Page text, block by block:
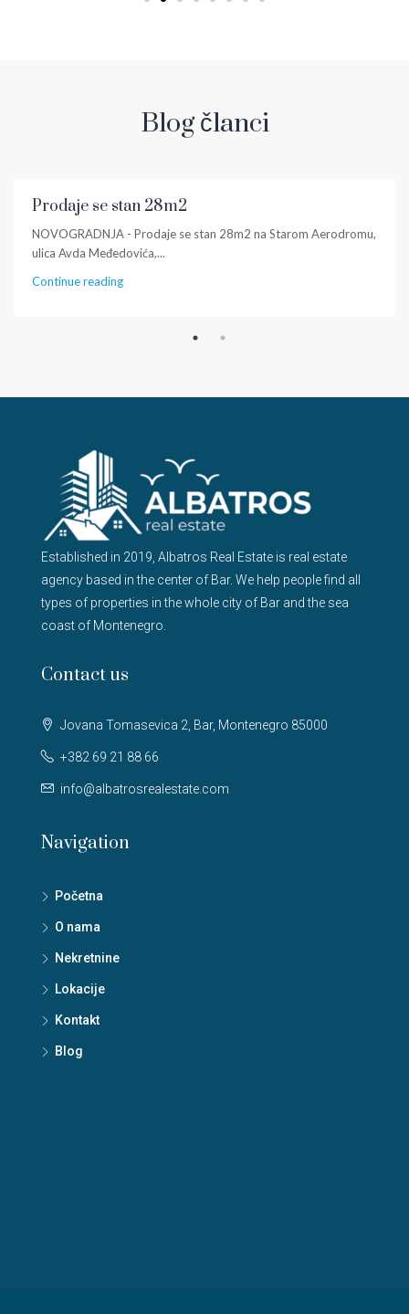
Blog članci
Prodaje se stan 28m2
NOVOGRADNJA - Prodaje se stan 28m2 na Starom Aerodromu,
ulica Avda Međedovića,...
Continue reading
Established in 2019, Albatros Real Estate is real estate
agency based in the center of Bar. We help people find all
types of properties in the whole city of Bar and the sea
coast of Montenegro.
Contact us
Jovana Tomasevica 2, Bar, Montenegro 85000
+382 69 21 88 66
info@albatrosrealestate.com
Navigation
Početna
O nama
Nekretnine
Lokacije
Kontakt
Blog